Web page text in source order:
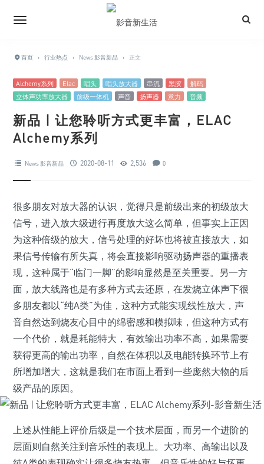
首页 › 行业热点 › News 影音新品 › 正文
Alchemy系列 Elac 唱头 唱头放大器 串流 黑胶
解码
立体声功率放大器
前级一体机 声音 扬声器 意力 音频
新品 | 让您聆听方式更丰富，ELAC
Alchemy系列
News 影音新品 2020-08-11 2,536 0
很多朋友对放大器的认识，觉得只是前级出来的初级放大
信号，进入放大级进行再度放大这么简单，但事实上正因
为这种倍级的放大，信号处理的好坏也将被直接放大，如
果信号传输有所失真，将会直接影响驱动扬声器的重播表
现，这种属于“临门一脚”的影响显然是至关重要。另一方
面，放大线路也是有多种方式去还原，在发烧立体声下很
多朋友都以“纯A类”为佳，这种方式能实现线性放大，声
音自然达到烧友心目中的绵密感和模拟味，但这种方式有
一个代价，就是耗能特大，有效输出功率不高，如果需要
获得更高的输出功率，自然在体积以及电能转换环节上有
所增加增大，这就是我们在市面上看到一些庞然大物的后
级产品的原因。
上述从性能上评价后级是一个技术层面，而另一个进阶的
层面则自然关注到音乐性的表现上。大功率、高输出以及